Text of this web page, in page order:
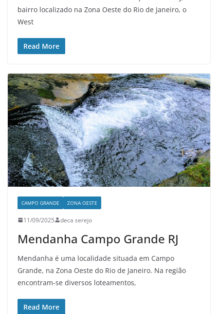
bairro localizado na Zona Oeste do Rio de Janeiro, o
West
Read More
CAMPO GRANDE ZONA OESTE
11/09/2025 deca serejo
Mendanha Campo Grande RJ
Mendanha é uma localidade situada em Campo
Grande, na Zona Oeste do Rio de Janeiro. Na região
encontram-se diversos loteamentos,
Read More